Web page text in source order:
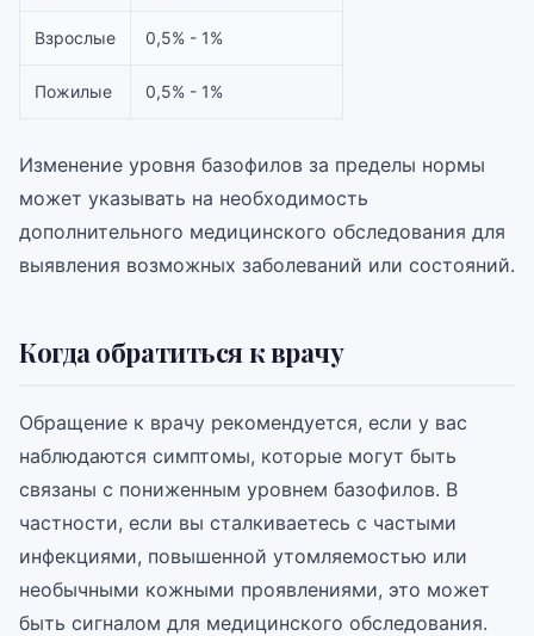
Взрослые 0,5% - 1%
Пожилые 0,5% - 1%
Изменение уровня базофилов за пределы нормы
может указывать на необходимость
дополнительного медицинского обследования для
выявления возможных заболеваний или состояний.
Когда обратиться к врачу
Обращение к врачу рекомендуется, если у вас
наблюдаются симптомы, которые могут быть
связаны с пониженным уровнем базофилов. В
частности, если вы сталкиваетесь с частыми
инфекциями, повышенной утомляемостью или
необычными кожными проявлениями, это может
быть сигналом для медицинского обследования.